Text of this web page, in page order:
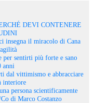
DEVI CONTENERE
insegna il miracolo di Cana
per sentirti più forte e sano
anni
dal vittimismo e abbracciare
interiore
persona scientificamente
di Marco Costanzo